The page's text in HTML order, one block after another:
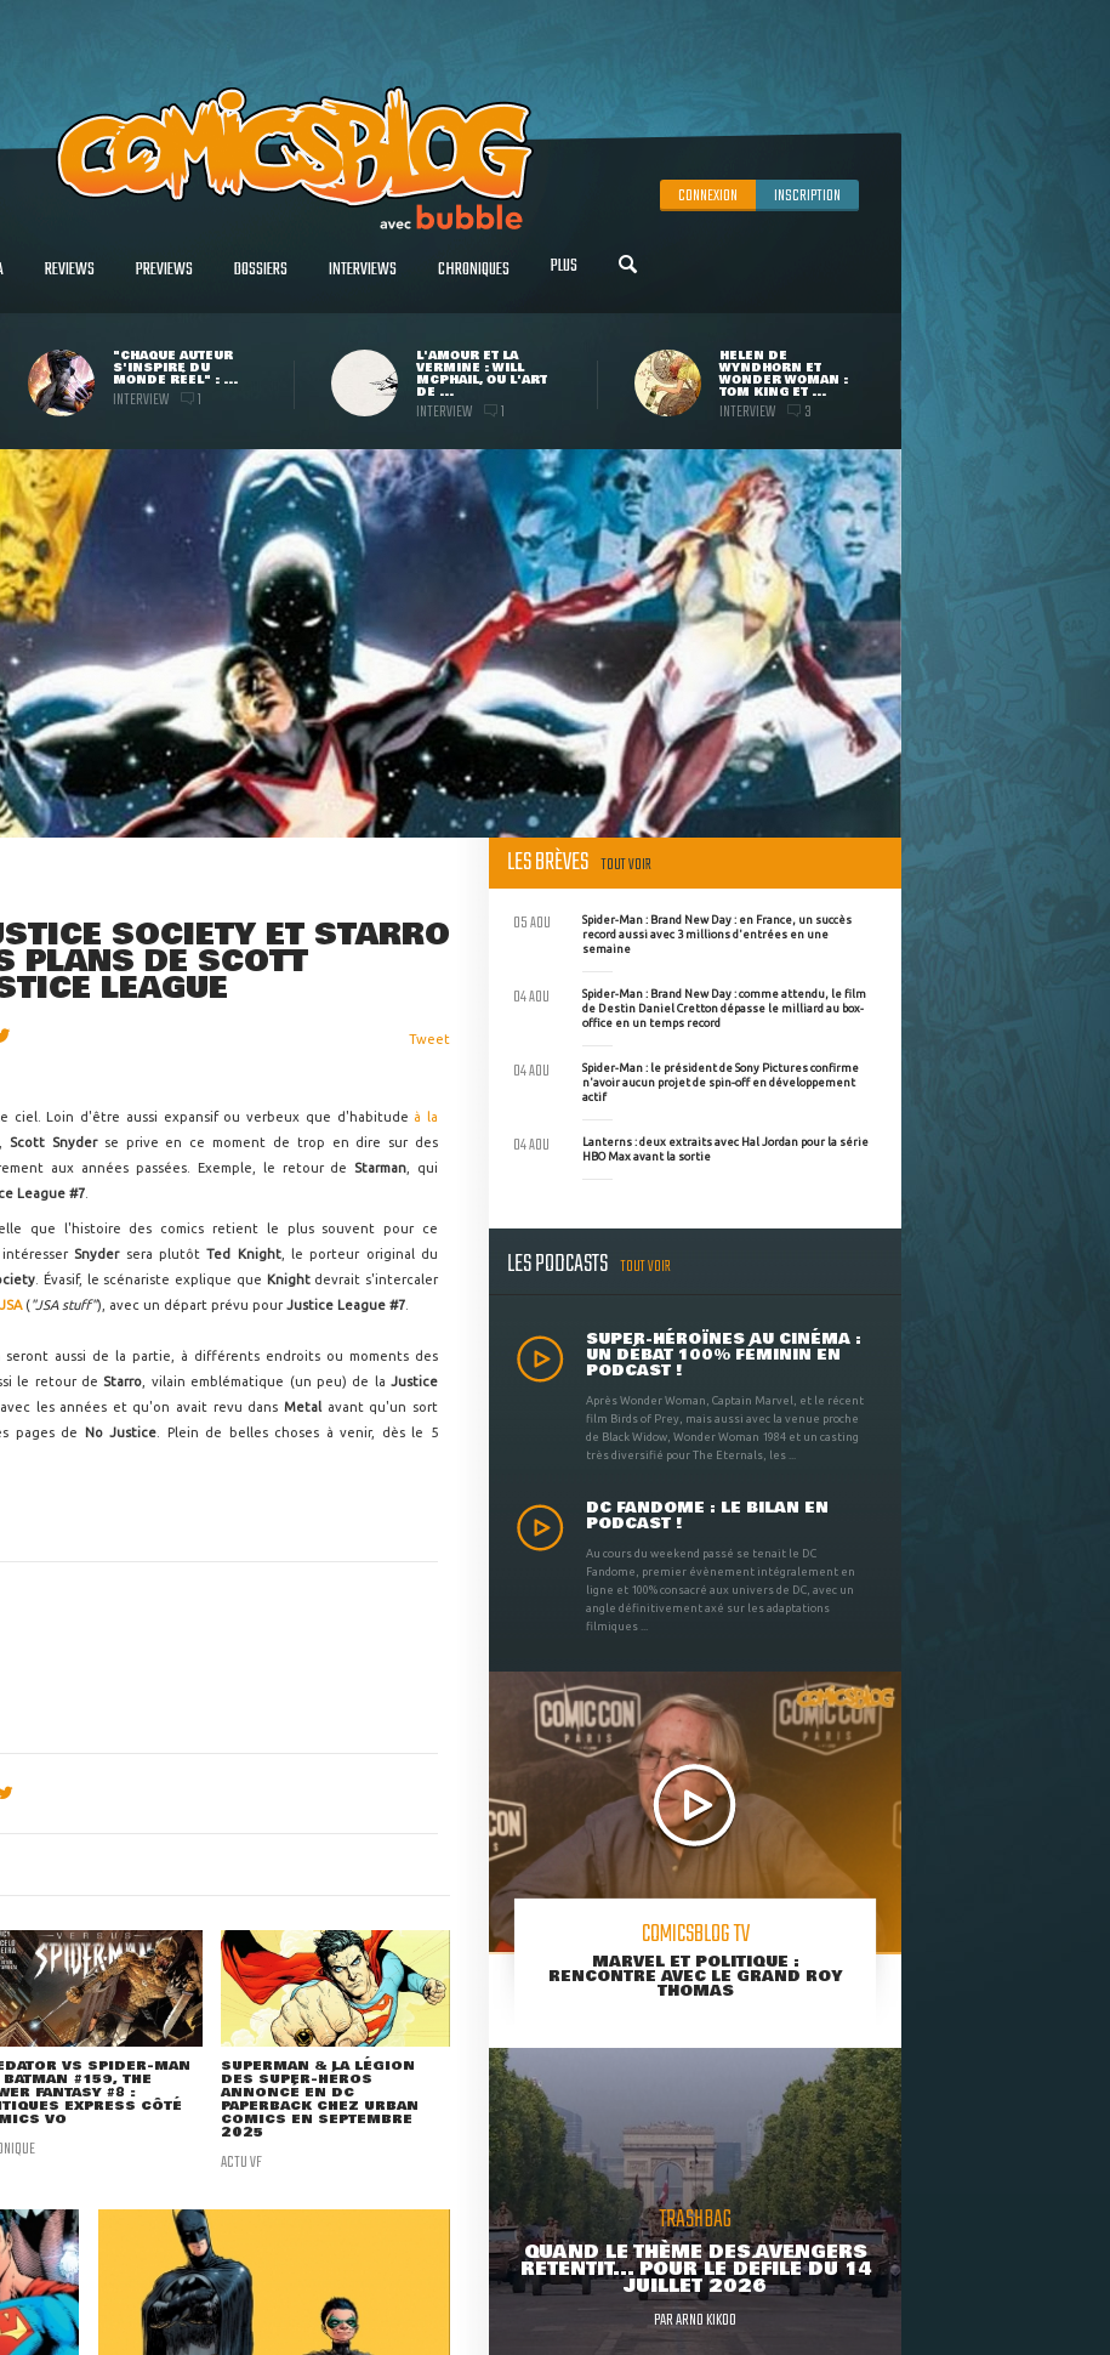
CONNEXION INSCRIPTION
REVIEWS PREVIEWS DOSSIERS INTERVIEWS CHRONIQUES PLUS
"CHAQUE AUTEUR
S'INSPIRE DU
MONDE RÉEL" : ...
INTERVIEW 1
L'AMOUR ET LA
VERMINE : WILL
MCPHAIL, OU L'ART
DE ...
INTERVIEW 1
HELEN DE
WYNDHORN ET
WONDER WOMAN :
TOM KING ET ...
INTERVIEW 3
SOCIETY ET STARRO
PLANS DE SCOTT
LEAGUE
Tweet
ciel. Loin d'être aussi expansif ou verbeux que d'habitude à la
Scott Snyderse prive en ce moment de trop en dire sur des
aux années passées. Exemple, le retour de Starman , qui
League #7
que l'histoire des comics retient le plus souvent pour ce
Snydersera plutôtTed Knight, le porteur original du
. Évasif, le scénariste explique que Knightdevrait s'intercaler
JSA("JSA stuff"), avec un départ prévu pourJustice League #7
seront aussi de la partie, à différents endroits ou moments des
le retour de Starro , vilain emblématique (un peu) de la Justice
les années et qu'on avait revu dansMetal avant qu'un sort
pages de
No Justice . Plein de belles choses à venir, dès le 5
VS SPIDER-MAN
#159, THE
FANTASY #8 :
EXPRESS CÔTÉ
VO
SUPERMAN & LA LÉGION
DES SUPER-HÉROS
ANNONCÉ EN DC
PAPERBACK CHEZ URBAN
COMICS EN SEPTEMBRE
2025
ACTU VF
LES BRÈVES TOUT VOIR
Spider-Man : Brand New Day : en France, un succès
record aussi avec 3 millions d'entrées en une
semaine
05 AOU
Spider-Man : Brand New Day : comme attendu, le film
de Destin Daniel Cretton dépasse le milliard au box-
office en un temps record
04 AOU
Spider-Man : le président de Sony Pictures confirme
n'avoir aucun projet de spin-off en développement
actif
04 AOU
Lanterns : deux extraits avec Hal Jordan pour la série
HBO Max avant la sortie
04 AOU
LES PODCASTS TOUT VOIR
SUPER-HÉROÏNES AU CINÉMA :
UN DÉBAT 100% FÉMININ EN
PODCAST !
Après Wonder Woman, Captain Marvel, et le récent
film Birds of Prey, mais aussi avec la venue proche
de Black Widow, Wonder Woman 1984 et un casting
très diversifié pour The Eternals, les ...
DC FANDOME : LE BILAN EN
PODCAST !
Au cours du weekend passé se tenait le DC
Fandome, premier évènement intégralement en
ligne et 100% consacré aux univers de DC, avec un
angle définitivement axé sur les adaptations
filmiques ...
COMICSBLOG TV
MARVEL ET POLITIQUE :
RENCONTRE AVEC LE GRAND ROY
THOMAS
TRASHBAG
QUAND LE THÈME DES AVENGERS
RETENTIT... POUR LE DÉFILÉ DU 14
JUILLET 2026
PARARNO KIKOO